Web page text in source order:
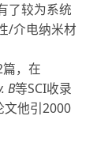
了较为系统
/介电纳米材
，在
B等SCI收录
文他引2000